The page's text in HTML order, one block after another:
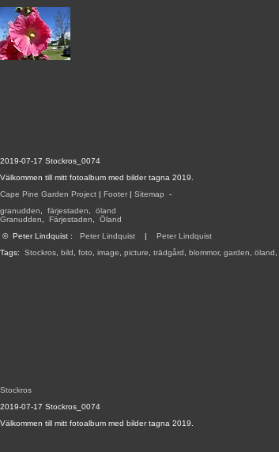
2019-07-17 Stockros_0074
Välkommen till mitt fotoalbum med bilder tagna 2019.
Cape Pine Garden Project | Footer | Sitemap -
granudden
färjestaden
öland
Granudden
Färjestaden
Öland
© Peter Lindquist : Peter Lindquist | Peter Lindquist
Tags: Stockros bild foto image picture trädgård blommor, garden öland
Stockros
2019-07-17 Stockros_0074
Välkommen till mitt fotoalbum med bilder tagna 2019.